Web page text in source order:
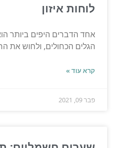
לוחות איזון
אחד הדברים היפים ביותר
הגלים הכחולים, ולחוש את
קרא עוד »
פבר 09, 2021